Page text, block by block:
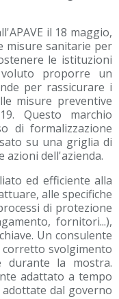
il 18 maggio,
misure sanitarie per
le istituzioni
proporre un
per rassicurare i
misure preventive
Questo marchio
di formalizzazione
su una griglia di
azioni dell'azienda.
ed efficiente alla
alle specifiche
di protezione
fornitori...),
Un consulente
svolgimento
la mostra.
adattato a tempo
dal governo